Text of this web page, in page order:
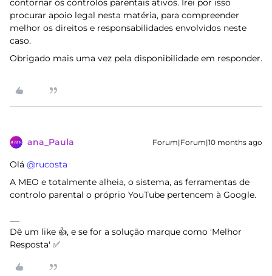
contornar os controlos parentais ativos. Irei por isso
procurar apoio legal nesta matéria, para compreender
melhor os direitos e responsabilidades envolvidos neste
caso.
Obrigado mais uma vez pela disponibilidade em responder.
ana_Paula Forum|Forum|10 months ago
Olá ​ @rucosta
A MEO e totalmente alheia, o sistema, as ferramentas de
controlo parental o próprio YouTube pertencem à Google.
Dê um like 👍, e se for a solução marque como 'Melhor
Resposta' ✅